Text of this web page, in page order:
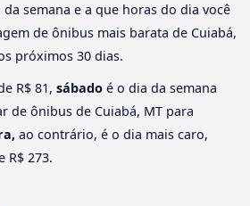
semana e a que horas do dia você
de ônibus mais barata de Cuiabá,
próximos 30 dias.
R$ 81, sábado é o dia da semana
de ônibus de Cuiabá, MT para
ao contrário, é o dia mais caro,
R$ 273.